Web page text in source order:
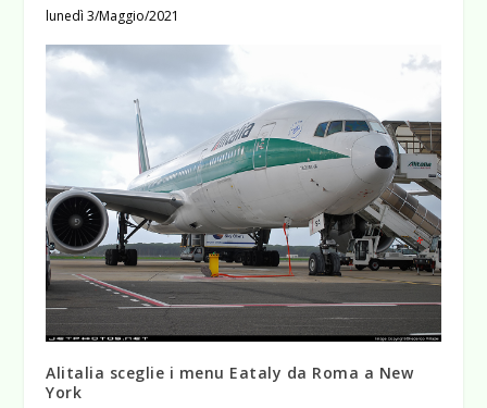
lunedì 3/Maggio/2021
Alitalia sceglie i menu Eataly da Roma a New
York